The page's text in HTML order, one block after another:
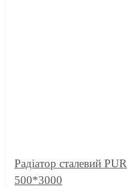
Радіатор сталевий
500*3000